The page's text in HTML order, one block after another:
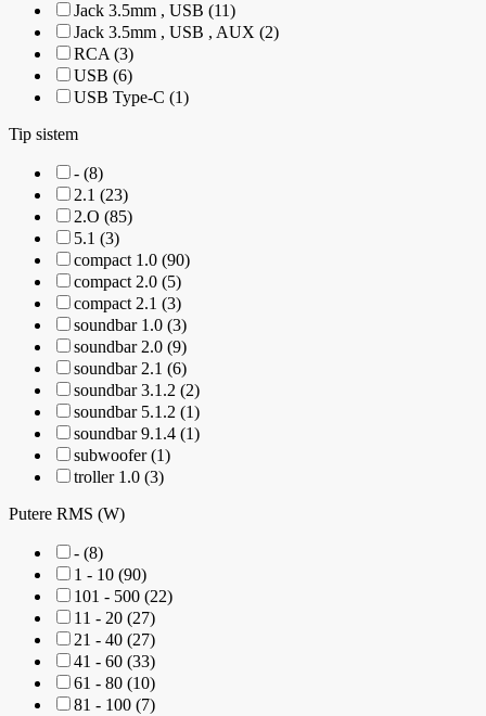
Jack 3.5mm , USB (11)
Jack 3.5mm , USB , AUX (2)
RCA (3)
USB (6)
USB Type-C (1)
Tip sistem
- (8)
2.1 (23)
2.O (85)
5.1 (3)
compact 1.0 (90)
compact 2.0 (5)
compact 2.1 (3)
soundbar 1.0 (3)
soundbar 2.0 (9)
soundbar 2.1 (6)
soundbar 3.1.2 (2)
soundbar 5.1.2 (1)
soundbar 9.1.4 (1)
subwoofer (1)
troller 1.0 (3)
Putere RMS (W)
- (8)
1 - 10 (90)
101 - 500 (22)
11 - 20 (27)
21 - 40 (27)
41 - 60 (33)
61 - 80 (10)
81 - 100 (7)